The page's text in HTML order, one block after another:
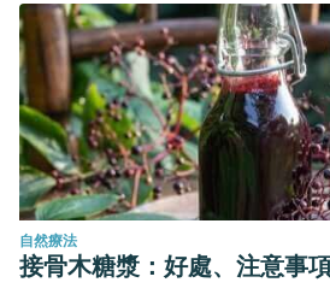
自然療法
接骨木糖漿：好處、注意事